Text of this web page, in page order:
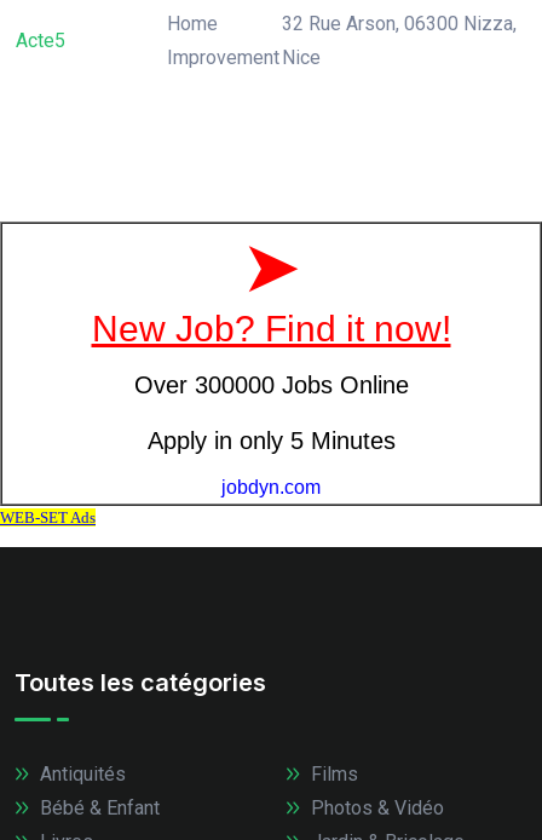
Acte5
Home
Improvement
32 Rue Arson, 06300 Nizza,
Nice
Toutes les catégories
Antiquités
Bébé & Enfant
Films
Photos & Vidéo